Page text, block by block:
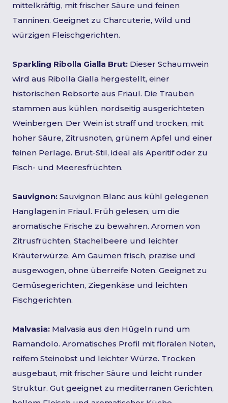
mittelkräftig, mit frischer Säure und feinen
Tanninen. Geeignet zu Charcuterie, Wild und
würzigen Fleischgerichten.
Sparkling Ribolla Gialla Brut: Dieser Schaumwein
wird aus Ribolla Gialla hergestellt, einer
historischen Rebsorte aus Friaul. Die Trauben
stammen aus kühlen, nordseitig ausgerichteten
Weinbergen. Der Wein ist straff und trocken, mit
hoher Säure, Zitrusnoten, grünem Apfel und einer
feinen Perlage. Brut-Stil, ideal als Aperitif oder zu
Fisch- und Meeresfrüchten.
Sauvignon: Sauvignon Blanc aus kühl gelegenen
Hanglagen in Friaul. Früh gelesen, um die
aromatische Frische zu bewahren. Aromen von
Zitrusfrüchten, Stachelbeere und leichter
Kräuterwürze. Am Gaumen frisch, präzise und
ausgewogen, ohne überreife Noten. Geeignet zu
Gemüsegerichten, Ziegenkäse und leichten
Fischgerichten.
Malvasia: Malvasia aus den Hügeln rund um
Ramandolo. Aromatisches Profil mit floralen Noten,
reifem Steinobst und leichter Würze. Trocken
ausgebaut, mit frischer Säure und leicht runder
Struktur. Gut geeignet zu mediterranen Gerichten,